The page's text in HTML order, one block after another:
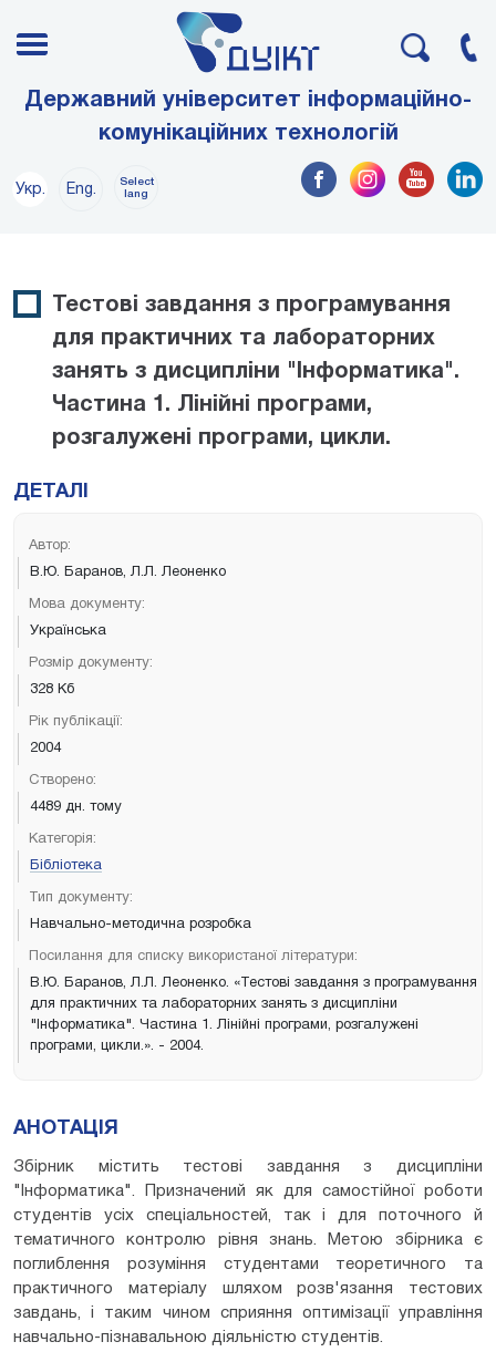
Державний університет інформаційно-
комунікаційних технологій
Укр. Eng.
Select
lang
Тестові завдання з програмування
для практичних та лабораторних
занять з дисципліни "Інформатика".
Частина 1. Лінійні програми,
розгалужені програми, цикли.
ДЕТАЛІ
Автор:
В.Ю. Баранов, Л.Л. Леоненко
Мова документу:
Українська
Розмір документу:
328 Кб
Рік публікації:
2004
Створено:
4489 дн. тому
Категорія:
Бібліотека
Тип документу:
Навчально-методична розробка
Посилання для списку використаної літератури:
В.Ю. Баранов, Л.Л. Леоненко. «Тестові завдання з програмування
для практичних та лабораторних занять з дисципліни
"Інформатика". Частина 1. Лінійні програми, розгалужені
програми, цикли.». - 2004.
АНОТАЦІЯ
Збірник містить тестові завдання з дисципліни
"Інформатика". Призначений як для самостійної роботи
студентів усіх спеціальностей, так і для поточного й
тематичного контролю рівня знань. Метою збірника є
поглиблення розуміння студентами теоретичного та
практичного матеріалу шляхом розв'язання тестових
завдань, і таким чином сприяння оптимізації управління
навчально-пізнавальною діяльністю студентів.